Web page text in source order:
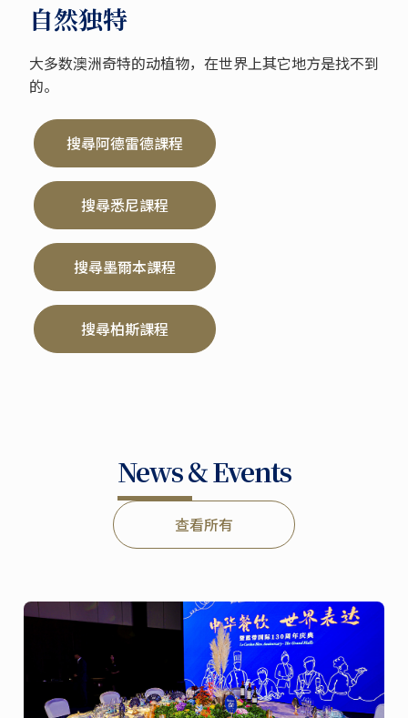
自然独特
大多数澳洲奇特的动植物，在世界上其它地方是找不到
的。
搜尋阿德雷德課程
搜尋悉尼課程
搜尋墨爾本課程
搜尋柏斯課程
News & Events
查看所有